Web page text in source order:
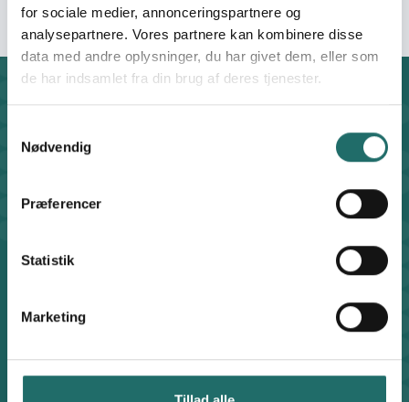
for sociale medier, annonceringspartnere og
analysepartnere. Vores partnere kan kombinere disse
data med andre oplysninger, du har givet dem, eller som
de har indsamlet fra din brug af deres tjenester.
Nødvendig
Præferencer
Statistik
Marketing
Kontakt
Klosterport 4x, 8000 Aarhus
cisu@cisu.dk
Artikler